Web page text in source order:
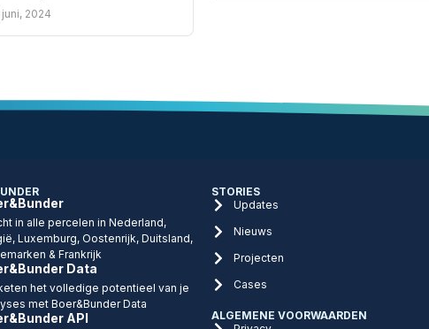
juni, 2024
in alle percelen in Nederland,
Luxemburg, Oostenrijk, Duitsland,
& Frankrijk
Data
het volledige potentieel van je
met Boer&Bunder Data
API
STORIES
Updates
Nieuws
Projecten
Cases
ALGEMENE VOORWAARDEN